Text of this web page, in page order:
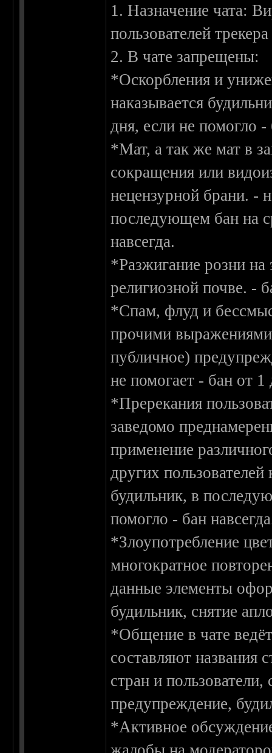
1. Назначение чата:
пользователей
2. В чате запрещены:
*Оскорбления и
наказывается
дня, если не помогло -
*Мат, а так же мат в
сокращения или
нецензурной брани. -
последующем бан на
навсегда.
*Разжигание розни на
религиозной почве. -
*Спам, флуд и
прочими
публичное)
не помогает - бан от 1
*Пререкания
заведомо
применение
других
будильник, в
помогло - бан
*Злоупотребление
многократное
данные элементы
будильник, снятие
*Общение в чате
составляют названия
стран и
предупреждение,
*Активное